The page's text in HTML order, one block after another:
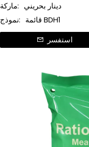
ماركة: دينار بحريني
نموذج:
قائمة BDH1
استفسر